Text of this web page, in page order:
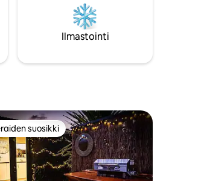
tai osallistu pyynnöstä
qigong-tunnille tai
elämäntaidetunnille.
Ilmastointi
suosikki
suosikki